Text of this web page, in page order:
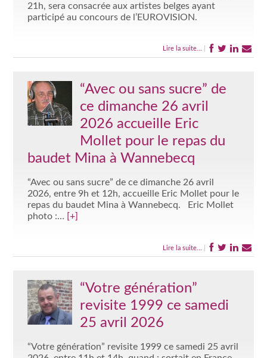
21h, sera consacrée aux artistes belges ayant
participé au concours de l’EUROVISION.
Lire la suite...
“Avec ou sans sucre” de
ce dimanche 26 avril
2026 accueille Eric
Mollet pour le repas du
baudet Mina à Wannebecq
“Avec ou sans sucre” de ce dimanche 26 avril
2026, entre 9h et 12h, accueille Eric Mollet pour le
repas du baudet Mina à Wannebecq. Eric Mollet
photo :… [+]
Lire la suite...
“Votre génération”
revisite 1999 ce samedi
25 avril 2026
“Votre génération” revisite 1999 ce samedi 25 avril